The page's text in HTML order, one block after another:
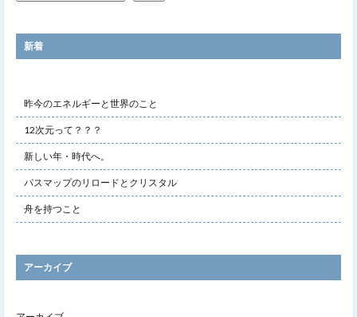
新着
昨今のエネルギーと世界のこと
12次元って？？？
新しい年・時代へ。
パスマップのリロードとクリスタル
舟を持つこと
アーカイブ